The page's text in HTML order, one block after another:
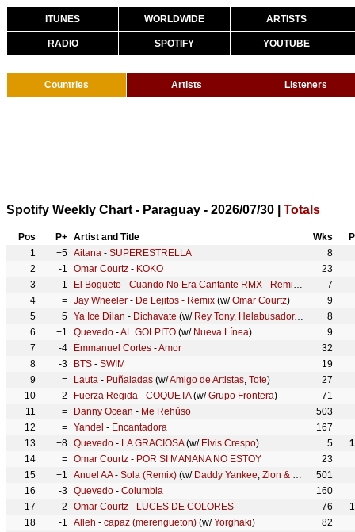
ITUNES WORLDWIDE ARTISTS
RADIO SPOTIFY YOUTUBE
Countries Artists Listeners
Spotify Weekly Chart - Paraguay - 2026/07/30 | Totals
Pos P+ Artist and Title Wks
1
+5 Aitana - SUPERESTRELLA
8
2
-1 Omar Courtz - KOKO
23
3
-1 El Bogueto - Cuando No Era Cantante RMX - Remix (w/ Anuel AA
7
4
= Jay Wheeler - De Lejitos - Remix (w/Omar Courtz)
9
5
+5 Ya Ice Dilan - Dichavate (w/ Rey Tony, Helabusador,JipMusic
8
6
+1 Quevedo -AL GOLPITO (w/ Nueva Línea)
9
7
-4 Emmanuel Cortes -Amor
32
8
-3 BTS - SWIM
19
9
= Lauta - Puñaladas (w/Amigo de Artistas, Tote)
27
10
-2 Fuerza Regida - COQUETA(w/Grupo Frontera)
71
11
= Danny Ocean - Me Rehúso
503
12
= Yandel - Encantadora
167
13
+8 Quevedo - LA GRACIOSA(w/ Elvis Crespo) 5
14
= Omar Courtz - POR SI MAÑANA NO ESTOY
23
15
+1 Anuel AA- Sola (Remix) (w/ Daddy Yankee, Zion & Lennox ,
501
16
-3 Quevedo - Columbia
160
17
-2 Omar Courtz - ⁠LUCES DE COLORES 76
18
-1 Alleh - capaz (merengueton) (w/Yorghaki)
82